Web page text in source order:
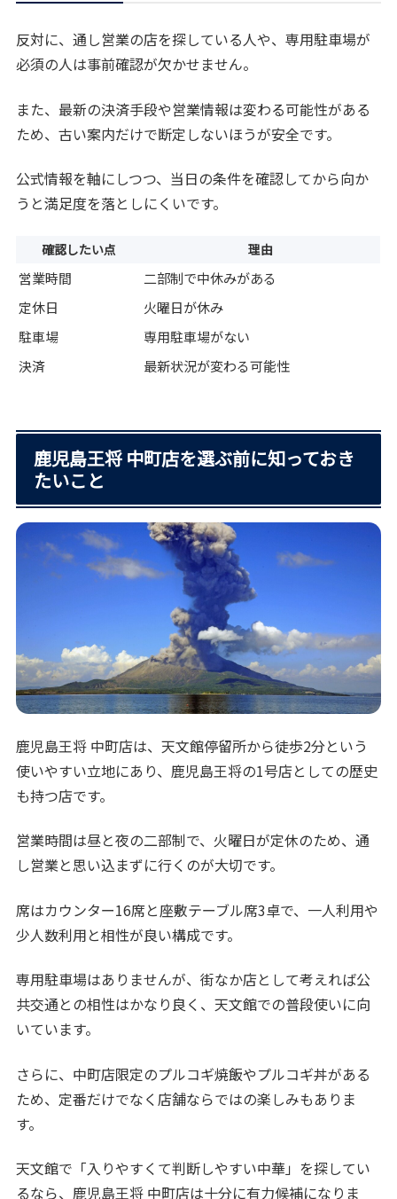
反対に、通し営業の店を探している人や、専用駐車場が
必須の人は事前確認が欠かせません。
また、最新の決済手段や営業情報は変わる可能性がある
ため、古い案内だけで断定しないほうが安全です。
公式情報を軸にしつつ、当日の条件を確認してから向か
うと満足度を落としにくいです。
確認したい点 理由
営業時間
二部制で中休みがある
定休日
火曜日が休み
駐車場
専用駐車場がない
決済
最新状況が変わる可能性
鹿児島王将 中町店を選ぶ前に知っておき
たいこと
鹿児島王将 中町店は、天文館停留所から徒歩2分という
使いやすい立地にあり、鹿児島王将の1号店としての歴史
も持つ店です。
営業時間は昼と夜の二部制で、火曜日が定休のため、通
し営業と思い込まずに行くのが大切です。
席はカウンター16席と座敷テーブル席3卓で、一人利用や
少人数利用と相性が良い構成です。
専用駐車場はありませんが、街なか店として考えれば公
共交通との相性はかなり良く、天文館での普段使いに向
いています。
さらに、中町店限定のプルコギ焼飯やプルコギ丼がある
ため、定番だけでなく店舗ならではの楽しみもありま
す。
天文館で「入りやすくて判断しやすい中華」を探してい
るなら、鹿児島王将 中町店は十分に有力候補になりま